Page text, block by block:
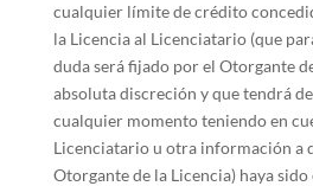
cualquier límite de crédito
la Licencia al Licenciatario (que
duda será fijado por el Otorgante
absoluta discreción y que tendrá
cualquier momento teniendo en
Licenciatario u otra información a
Otorgante de la Licencia) haya